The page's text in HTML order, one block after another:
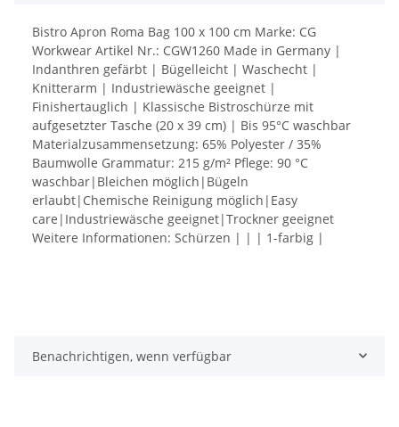
Bistro Apron Roma Bag 100 x 100 cm Marke: CG
Workwear Artikel Nr.: CGW1260 Made in Germany |
Indanthren gefärbt | Bügelleicht | Waschecht |
Knitterarm | Industriewäsche geeignet |
Finishertauglich | Klassische Bistroschürze mit
aufgesetzter Tasche (20 x 39 cm) | Bis 95°C waschbar
Materialzusammensetzung: 65% Polyester / 35%
Baumwolle Grammatur: 215 g/m² Pflege: 90 °C
waschbar|Bleichen möglich|Bügeln
erlaubt|Chemische Reinigung möglich|Easy
care|Industriewäsche geeignet|Trockner geeignet
Weitere Informationen: Schürzen | | | 1-farbig |
Benachrichtigen, wenn verfügbar